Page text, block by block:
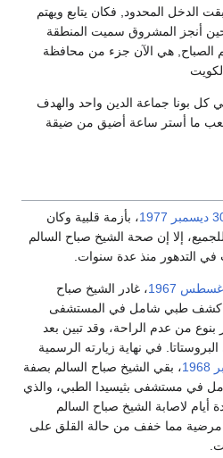
الدخل المحدود, فكان يتابع ويهتم
أنجز المشروق سميت المنطقة
الصباح, هي الآن جزء من محافظة
كل بونا جماعة الدين واحد والهدف
ما أستر ساعة أضيق من ضيقة
1977، بأزمة قلبية وكان
إلا إن صحة الشيخ صباح السالم
التدهور منذ عدة سنوات.
1967، غادر الشيخ صباح
كشف طبي شامل في المستشفى
من عدم الراحة، وقد تبين بعد
في نهاية زيارته الرسمية
1968، بقي الشيخ صباح السالم بصفة
في مستشفى بثيسيدا الطبي، والذي
لاصابة الشيخ صباح السالم
مرضية مما خفف من حالة القلق على